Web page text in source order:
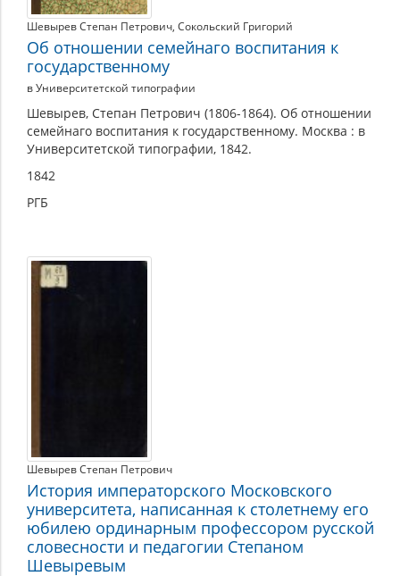
Шевырев Степан Петрович, Сокольский Григорий
Об отношении семейнаго воспитания к
государственному
в Университетской типографии
Шевырев, Степан Петрович (1806-1864). Об отношении
семейнаго воспитания к государственному. Москва : в
Университетской типографии, 1842.
1842
РГБ
Шевырев Степан Петрович
История императорского Московского
университета, написанная к столетнему его
юбилею ординарным профессором русской
словесности и педагогии Степаном
Шевыревым